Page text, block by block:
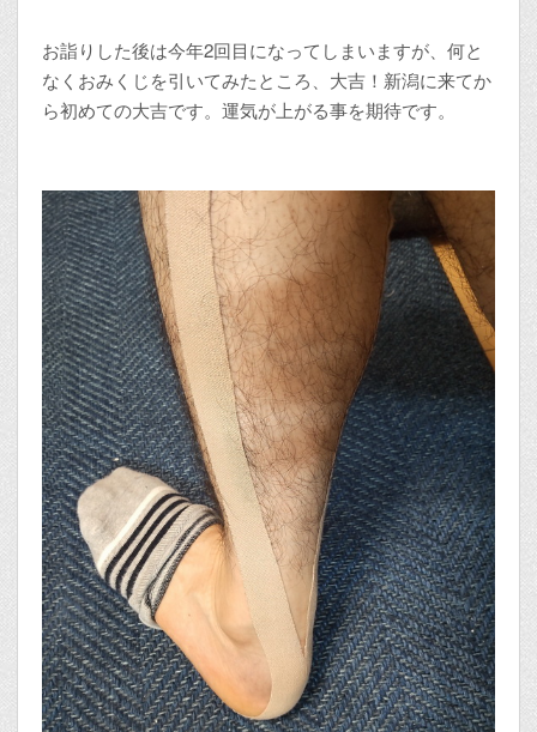
お詣りした後は今年2回目になってしまいますが、何と
なくおみくじを引いてみたところ、大吉！新潟に来てか
ら初めての大吉です。運気が上がる事を期待です。